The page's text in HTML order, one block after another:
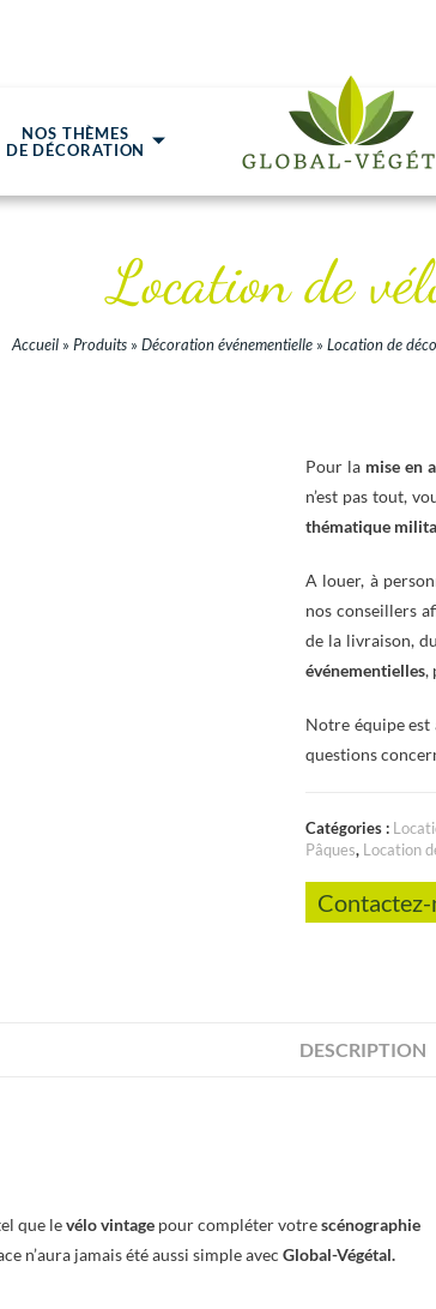
NOS THÈMES
DE DÉCORATION
Location de
Accueil » Produits » Décoration événementielle » Location de
Pour la mise en
n’est pas tout,
thématique
A louer, à
nos conseillers
de la livraison,
événementielles,
Notre équipe est
questions
Catégories :
Pâques, Location
DESCRIPTION
que levélo vintage pour compléter votrescénographie
n’aura jamais été aussi simple avec Global-Végétal.